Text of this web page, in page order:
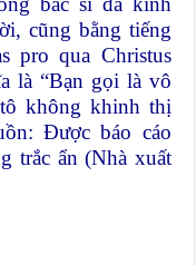
cũng bằng tiếng
pro qua Christus
là “Bạn gọi là vô
không khinh thị
Được báo cáo
trắc ẩn (Nhà xuất